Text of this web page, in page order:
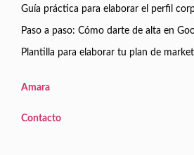
Guía práctica para elaborar el perfil
Paso a paso: Cómo darte de alta en
Plantilla para elaborar tu plan de
Amara
Contacto